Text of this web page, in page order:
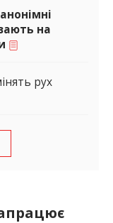
на
рух